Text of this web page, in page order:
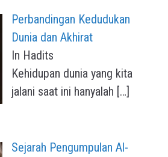
Perbandingan Kedudukan
Dunia dan Akhirat
In Hadits
Kehidupan dunia yang kita
jalani saat ini hanyalah […]
Sejarah Pengumpulan Al-